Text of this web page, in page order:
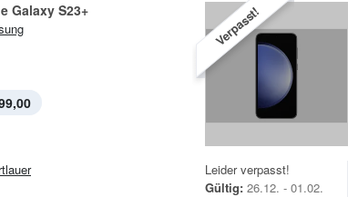
Galaxy S23+ Verpasst!
Leider verpasst!
Gültig: 26.12. - 01.02.